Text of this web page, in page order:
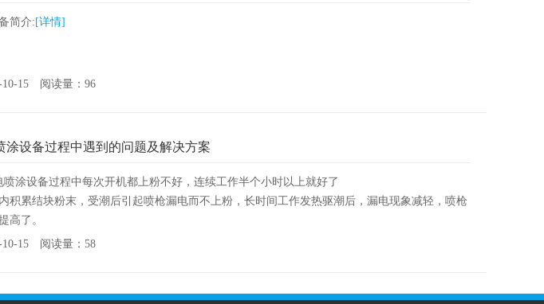
简介:[详情]
10-15 阅读量：96
涂设备过程中遇到的问题及解决方案
喷涂设备过程中每次开机都上粉不好，连续工作半个小时以上就好了
积累结块粉末，受潮后引起喷枪漏电而不上粉，长时间工作发热驱潮后，漏电现象减轻，喷枪
高了。
枪内外沾附的粉末，并每次停机都要清理，以免粉末积累板结
10-15 阅读量：58